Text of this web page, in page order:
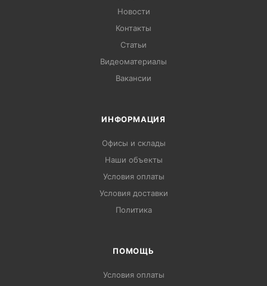
Новости
Контакты
Статьи
Видеоматериалы
Вакансии
ИНФОРМАЦИЯ
Офисы и склады
Наши объекты
Условия оплаты
Условия доставки
Политика
ПОМОЩЬ
Условия оплаты